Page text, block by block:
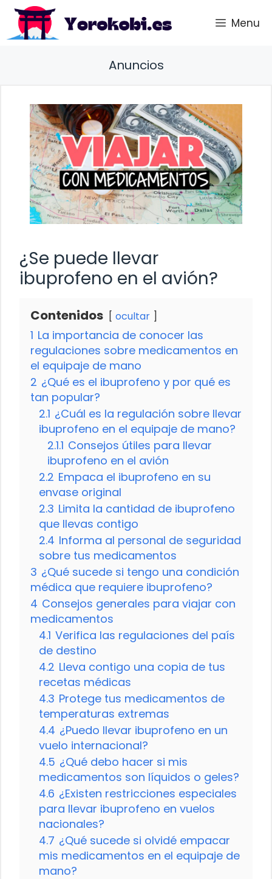
Saltar
contenido
Menu
Anuncios
¿Se puede llevar
ibuprofeno en el avión?
Contenidos ocultar
1 La importancia de conocer las
regulaciones sobre medicamentos en
el equipaje de mano
2 ¿Qué es el ibuprofeno y por qué es
tan popular?
2.1 ¿Cuál es la regulación sobre llevar
ibuprofeno en el equipaje de mano?
2.1.1 Consejos útiles para llevar
ibuprofeno en el avión
2.2 Empaca el ibuprofeno en su
envase original
2.3 Limita la cantidad de ibuprofeno
que llevas contigo
2.4 Informa al personal de seguridad
sobre tus medicamentos
3 ¿Qué sucede si tengo una condición
médica que requiere ibuprofeno?
4 Consejos generales para viajar con
medicamentos
4.1 Verifica las regulaciones del país
de destino
4.2 Lleva contigo una copia de tus
recetas médicas
4.3 Protege tus medicamentos de
temperaturas extremas
4.4 ¿Puedo llevar ibuprofeno en un
vuelo internacional?
4.5 ¿Qué debo hacer si mis
medicamentos son líquidos o geles?
4.6 ¿Existen restricciones especiales
para llevar ibuprofeno en vuelos
nacionales?
4.7 ¿Qué sucede si olvidé empacar
mis medicamentos en el equipaje de
mano?